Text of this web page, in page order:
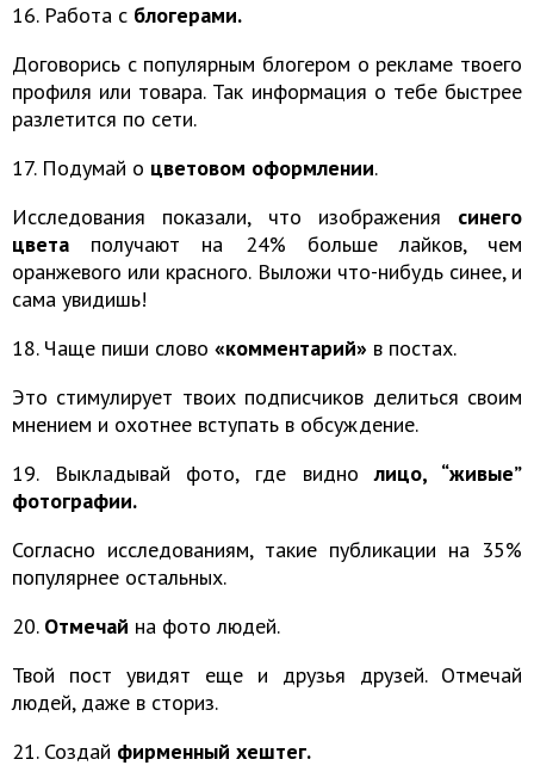
16. Работа с блогерами.
Договорись с популярным блогером о рекламе твоего
профиля или товара. Так информация о тебе быстрее
разлетится по сети.
17. Подумай о цветовом оформлении.
Исследования показали, что изображения синего
цвета получают на 24% больше лайков, чем
оранжевого или красного. Выложи что-нибудь синее, и
сама увидишь!
18. Чаще пиши слово «комментарий» в постах.
Это стимулирует твоих подписчиков делиться своим
мнением и охотнее вступать в обсуждение.
19. Выкладывай фото, где виднолицо, “живые”
фотографии.
Согласно исследованиям, такие публикации на 35%
популярнее остальных.
20. Отмечай на фото людей.
Твой пост увидят еще и друзья друзей. Отмечай
людей, даже в сториз.
21. Создай фирменный хештег.